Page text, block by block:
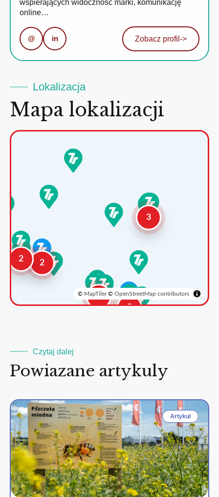
wspierających widoczność marki, komunikację
online…
@ in Zobacz profil ->
Lokalizacja
Mapa lokalizacji
2
2
3
2
3
© MapTiler© OpenStreetMap contributors
Czytaj dalej
Powiazane artykuly
Artykul